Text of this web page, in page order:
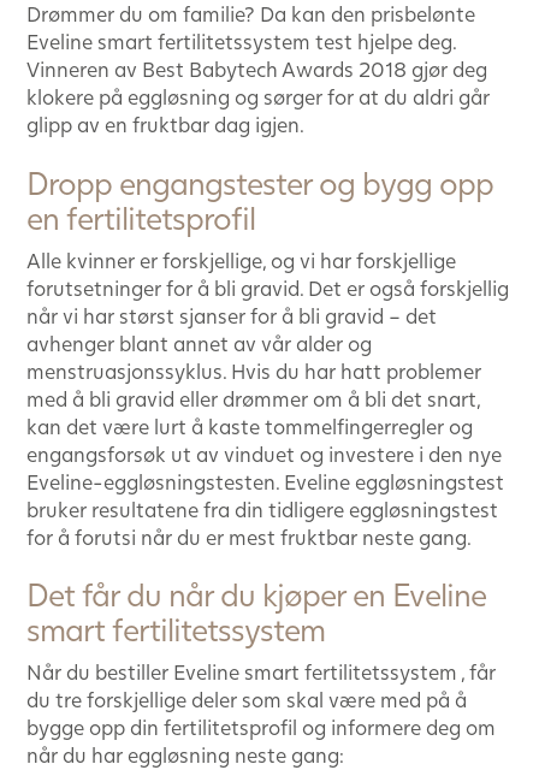
Drømmer du om familie? Da kan den prisbelønte
Eveline smart fertilitetssystem test hjelpe deg.
Vinneren av Best Babytech Awards 2018 gjør deg
klokere på eggløsning og sørger for at du aldri går
glipp av en fruktbar dag igjen.
Dropp engangstester og bygg opp
en fertilitetsprofil
Alle kvinner er forskjellige, og vi har forskjellige
forutsetninger for å bli gravid. Det er også forskjellig
når vi har størst sjanser for å bli gravid – det
avhenger blant annet av vår alder og
menstruasjonssyklus. Hvis du har hatt problemer
med å bli gravid eller drømmer om å bli det snart,
kan det være lurt å kaste tommelfingerregler og
engangsforsøk ut av vinduet og investere i den nye
Eveline-eggløsningstesten. Eveline eggløsningstest
bruker resultatene fra din tidligere eggløsningstest
for å forutsi når du er mest fruktbar neste gang.
Det får du når du kjøper en Eveline
smart fertilitetssystem
Når du bestiller Eveline smart fertilitetssystem , får
du tre forskjellige deler som skal være med på å
bygge opp din fertilitetsprofil og informere deg om
når du har eggløsning neste gang: